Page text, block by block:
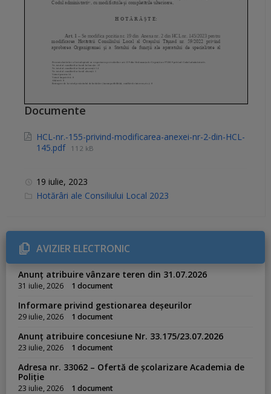
Documente
HCL-nr.-155-privind-modificarea-anexei-nr-2-din-HCL-
145.pdf 112 kB
19 iulie, 2023
C
r
i
e
s
Hotărâri ale Consiliului Local 2023
AVIZIER ELECTRONIC
Anunț atribuire vânzare teren din 31.07.2026
31 iulie, 2026 1 document
Informare privind gestionarea deșeurilor
29 iulie, 2026 1 document
Anunț atribuire concesiune Nr. 33.175/23.07.2026
23 iulie, 2026 1 document
Adresa nr. 33062 – Ofertă de școlarizare Academia de
Poliție
23 iulie, 2026 1 document